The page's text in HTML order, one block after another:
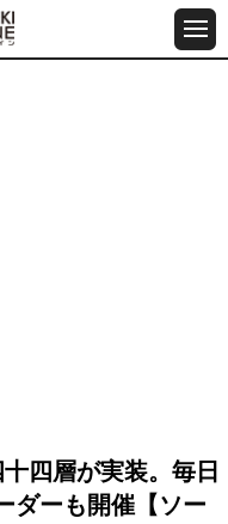
四層が実装。毎日
ダーも開催【ソー